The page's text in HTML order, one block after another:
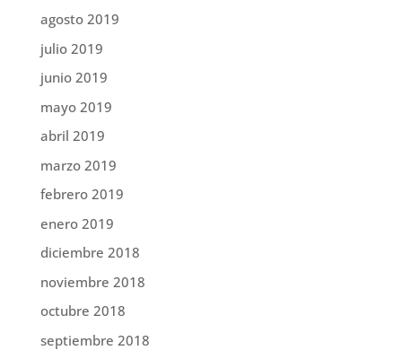
agosto 2019
julio 2019
junio 2019
mayo 2019
abril 2019
marzo 2019
febrero 2019
enero 2019
diciembre 2018
noviembre 2018
octubre 2018
septiembre 2018